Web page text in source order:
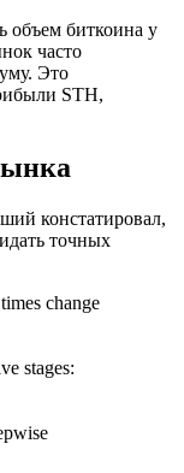
объем биткоина у
часто
Это
STH,
констатировал,
точных
change
stages: